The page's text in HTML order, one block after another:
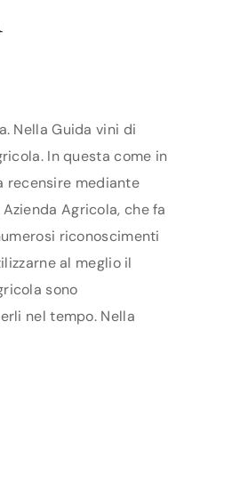
Nella Guida vini di
In questa come in
recensire mediante
Agricola, che fa
riconoscimenti
al meglio il
sono
nel tempo. Nella